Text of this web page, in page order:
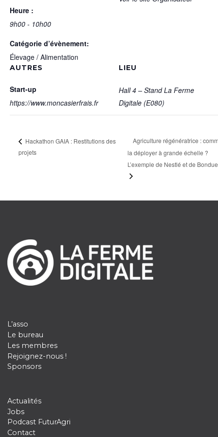
Heure :
9h00 - 10h00
Catégorie d’évènement:
Élevage / Alimentation
LIEU
Hall 4 – Stand La Ferme
Digitale (E080)
AUTRES
Start-up
https://www.moncasierfrais.fr
Hackathon GAIA : Restitutions des
projets
Agriculture régénératrice :
la déployer à grande échelle ?
L’exemple de Nestlé et de
L’asso
Le bureau
Les membres
Rejoignez-nous !
Sponsors
Actualités
Jobs
Podcast FuturAgri
Contact